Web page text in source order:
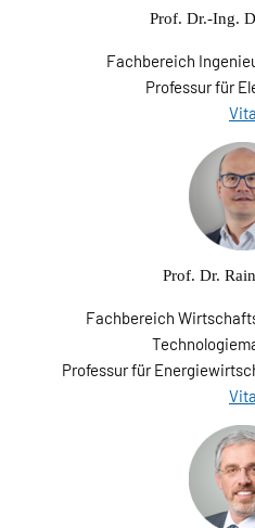
Prof. Dr.-Ing.
Fachbereich
Professur für
Vita
Prof. Dr.
Fachbereich
Professur für
Vita